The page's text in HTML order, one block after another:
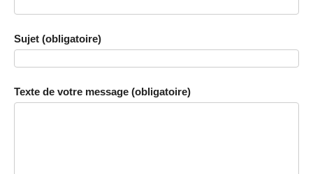
Sujet (obligatoire)
Texte de votre message (obligatoire)